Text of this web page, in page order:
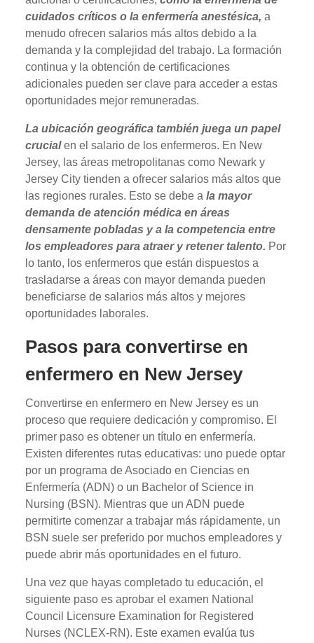
cuidados críticos o la enfermería anestésica, a
menudo ofrecen salarios más altos debido a la
demanda y la complejidad del trabajo. La formación
continua y la obtención de certificaciones
adicionales pueden ser clave para acceder a estas
oportunidades mejor remuneradas.
La ubicación geográfica también juega un papel
crucialen el salario de los enfermeros. En New
Jersey, las áreas metropolitanas como Newark y
Jersey City tienden a ofrecer salarios más altos que
las regiones rurales. Esto se debe ala mayor
demanda de atención médica en áreas
densamente pobladas y a la competencia entre
los empleadores para atraer y retener talento. Por
lo tanto, los enfermeros que están dispuestos a
trasladarse a áreas con mayor demanda pueden
beneficiarse de salarios más altos y mejores
oportunidades laborales.
Pasos para convertirse en
enfermero en New Jersey
Convertirse en enfermero en New Jersey es un
proceso que requiere dedicación y compromiso. El
primer paso es obtener un título en enfermería.
Existen diferentes rutas educativas: uno puede optar
por un programa de Asociado en Ciencias en
Enfermería (ADN) o un Bachelor of Science in
Nursing (BSN). Mientras que un ADN puede
permitirte comenzar a trabajar más rápidamente, un
BSN suele ser preferido por muchos empleadores y
puede abrir más oportunidades en el futuro.
Una vez que hayas completado tu educación, el
siguiente paso es aprobar el examen National
Council Licensure Examination for Registered
Nurses (NCLEX-RN). Este examen evalúa tus